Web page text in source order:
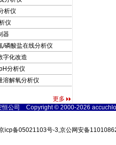
析仪
仪
器
/磷酸盐在线分析仪
字化改造
分析仪
溶解氧分析仪
更多
恒公司 Copyright © 2000-2026
icp备05021103号-3,京公网安备